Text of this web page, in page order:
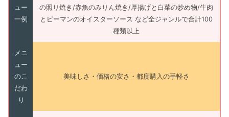
ュー
一例
の照り焼き/赤魚のみりん焼き/厚揚げと白菜の炒め物/牛肉
とピーマンのオイスターソース など全ジャンルで合計100
種類以上
メニ
ュー
のこ
だわ
り
美味しさ・価格の安さ・都度購入の手軽さ